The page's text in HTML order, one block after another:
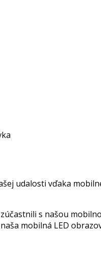
udalosti vďaka
s našou
mobilná LED